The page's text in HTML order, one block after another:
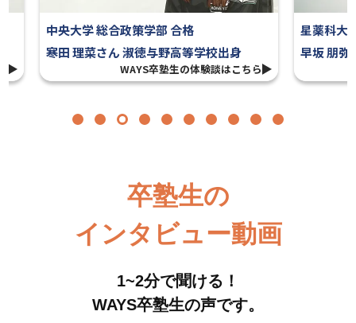
校出身
験談はこちら
星薬科大学 薬学部 合格
早坂 朋弥さん 桐朋高等学校出身
WAYS卒塾生の体験談はこちら
卒塾生の
インタビュー動画
1~2分で聞ける！
WAYS卒塾生の声です。